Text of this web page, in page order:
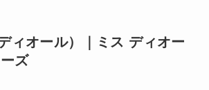
ィオール）｜ミス ディオー
ズ